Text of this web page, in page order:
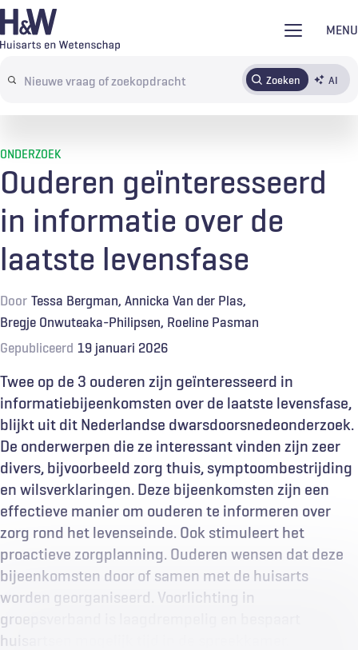
Overslaan
en
de
MENU
Search
terms
Zoeken AI
AbonnerenTijdschrift Inloggen
ONDERZOEK
Ouderen geïnteresseerd
in informatie over de
laatste levensfase
Door Tessa Bergman Annicka Van der Plas
Bregje Onwuteaka-Philipsen Roeline Pasman
Gepubliceerd 19 januari 2026
Twee op de 3 ouderen zijn geïnteresseerd in
informatiebijeenkomsten over de laatste levensfase,
blijkt uit dit Nederlandse dwarsdoorsnedeonderzoek.
De onderwerpen die ze interessant vinden zijn zeer
divers, bijvoorbeeld zorg thuis, symptoombestrijding
en wilsverklaringen. Deze bijeenkomsten zijn een
effectieve manier om ouderen te informeren over
zorg rond het levenseinde. Ook stimuleert het
proactieve zorgplanning. Ouderen wensen dat deze
bijeenkomsten door of samen met de huisarts
worden georganiseerd. Voorlichting in
groepsverband is laagdrempelig en bespaart
huisartsen mogelijk tijd in de spreekkamer.